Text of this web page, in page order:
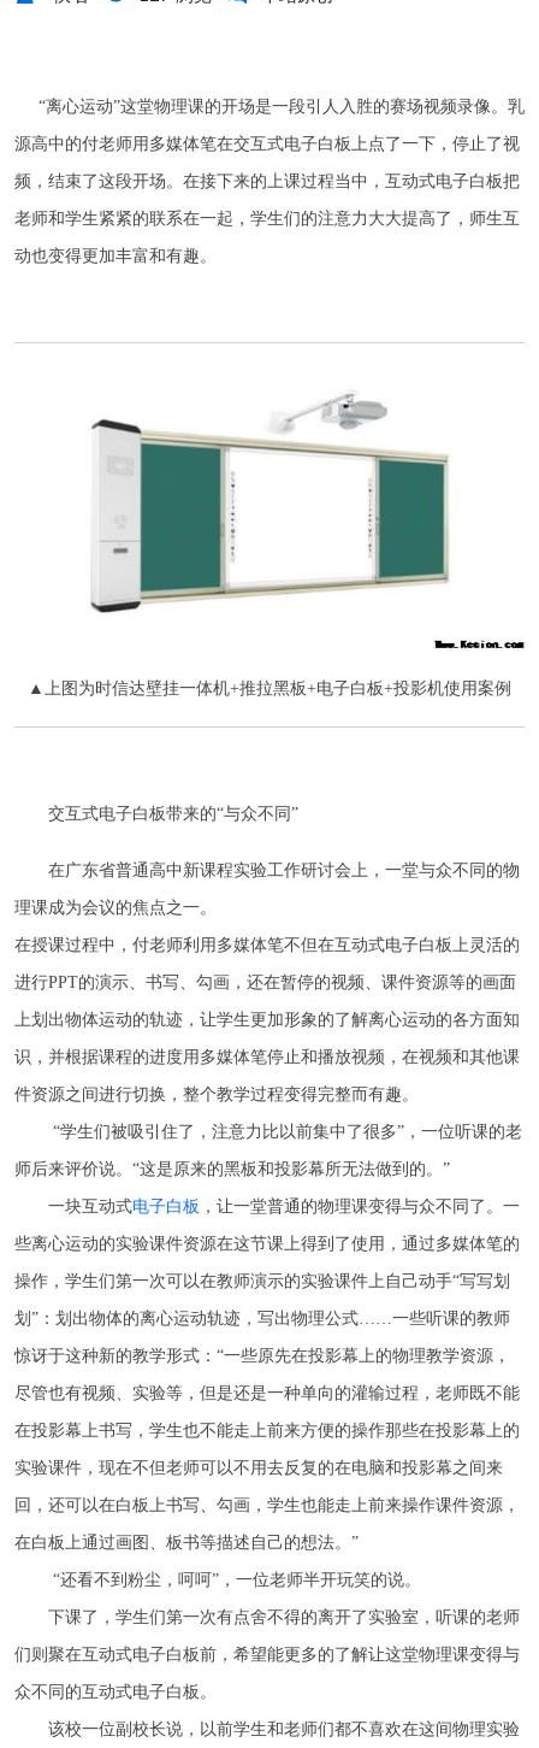
“离心运动”这堂物理课的开场是一段引人入胜的赛场视频录像。乳
源高中的付老师用多媒体笔在交互式电子白板上点了一下，停止了视
频，结束了这段开场。在接下来的上课过程当中，互动式电子白板把
老师和学生紧紧的联系在一起，学生们的注意力大大提高了，师生互
动也变得更加丰富和有趣。
▲上图为时信达壁挂一体机+推拉黑板+电子白板+投影机使用案例
交互式电子白板带来的“与众不同”
在广东省普通高中新课程实验工作研讨会上，一堂与众不同的物
理课成为会议的焦点之一。
在授课过程中，付老师利用多媒体笔不但在互动式电子白板上灵活的
进行PPT的演示、书写、勾画，还在暂停的视频、课件资源等的画面
上划出物体运动的轨迹，让学生更加形象的了解离心运动的各方面知
识，并根据课程的进度用多媒体笔停止和播放视频，在视频和其他课
件资源之间进行切换，整个教学过程变得完整而有趣。
“学生们被吸引住了，注意力比以前集中了很多”，一位听课的老
师后来评价说。“这是原来的黑板和投影幕所无法做到的。”
一块互动式电子白板 ，让一堂普通的物理课变得与众不同了。一
些离心运动的实验课件资源在这节课上得到了使用，通过多媒体笔的
操作，学生们第一次可以在教师演示的实验课件上自己动手“写写划
划”：划出物体的离心运动轨迹，写出物理公式……一些听课的教师
惊讶于这种新的教学形式：“一些原先在投影幕上的物理教学资源，
尽管也有视频、实验等，但是还是一种单向的灌输过程，老师既不能
在投影幕上书写，学生也不能走上前来方便的操作那些在投影幕上的
实验课件，现在不但老师可以不用去反复的在电脑和投影幕之间来
回，还可以在白板上书写、勾画，学生也能走上前来操作课件资源，
在白板上通过画图、板书等描述自己的想法。”
“还看不到粉尘，呵呵”，一位老师半开玩笑的说。
下课了，学生们第一次有点舍不得的离开了实验室，听课的老师
们则聚在互动式电子白板前，希望能更多的了解让这堂物理课变得与
众不同的互动式电子白板。
该校一位副校长说，以前学生和老师们都不喜欢在这间物理实验